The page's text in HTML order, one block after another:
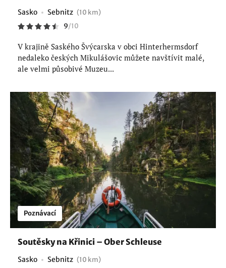
Sasko Sebnitz (10 km)
9/10
V krajině Saského Švýcarska v obci Hinterhermsdorf
nedaleko českých Mikulášovic můžete navštívit malé,
ale velmi působivé Muzeu...
Poznávací
Soutěsky na Křinici – Ober Schleuse
Sasko Sebnitz (10 km)